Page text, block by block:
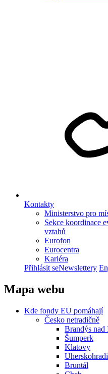
Kontakty
Ministerstvo pro
Sekce koordinace
vztahů
Eurofon
Eurocentra
Kariéra
Přihlásit seNewslettery
Mapa webu
Kde fondy EU pomáhají
Česko netradičně
Brandýs nad
Šumperk
Klatovy
Bruntál